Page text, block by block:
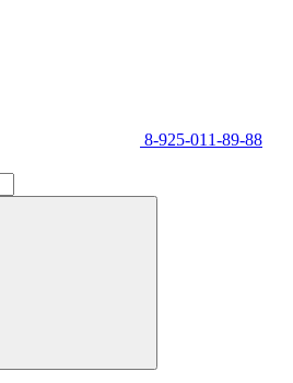
8-925-011-89-88